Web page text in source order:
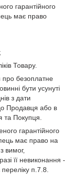
гарантійного
має право
Товару.
про безоплатне
бути усунуті
з дати
Продавця або в
та Покупця.
гарантійного
має право на
вимог,
її невиконання -
п.7.8.